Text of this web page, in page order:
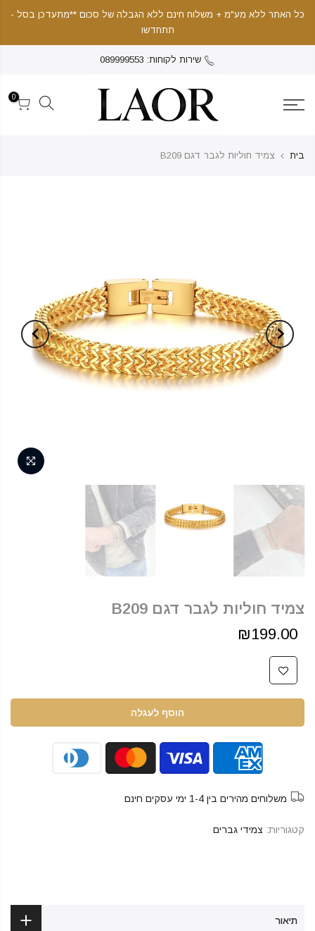
כל האתר ללא מע"מ + משלוח חינם ללא הגבלה של סכום **מתעדכן בסל -
תתחדשו
שירות לקוחות: 089999553
0
בית צמיד חוליות לגבר דגם B209
צמיד חוליות לגבר דגם B209
₪199.00
הוסף לעגלה
משלוחים מהירים בין 1-4 ימי עסקים חינם
קטגוריות: צמידי גברים
תיאור